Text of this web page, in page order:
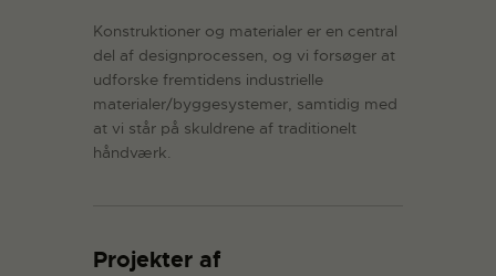
Konstruktioner og materialer er en central
del af designprocessen, og vi forsøger at
udforske fremtidens industrielle
materialer/byggesystemer, samtidig med
at vi står på skuldrene af traditionelt
håndværk.
Projekter af